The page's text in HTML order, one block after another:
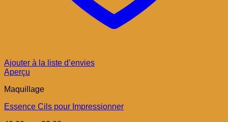
Ajouter à la liste d’envies
Aperçu
Maquillage
Essence Cils pour Impressionner